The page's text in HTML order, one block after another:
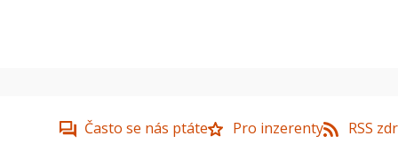
Často se nás ptáte Pro inzerenty RSS